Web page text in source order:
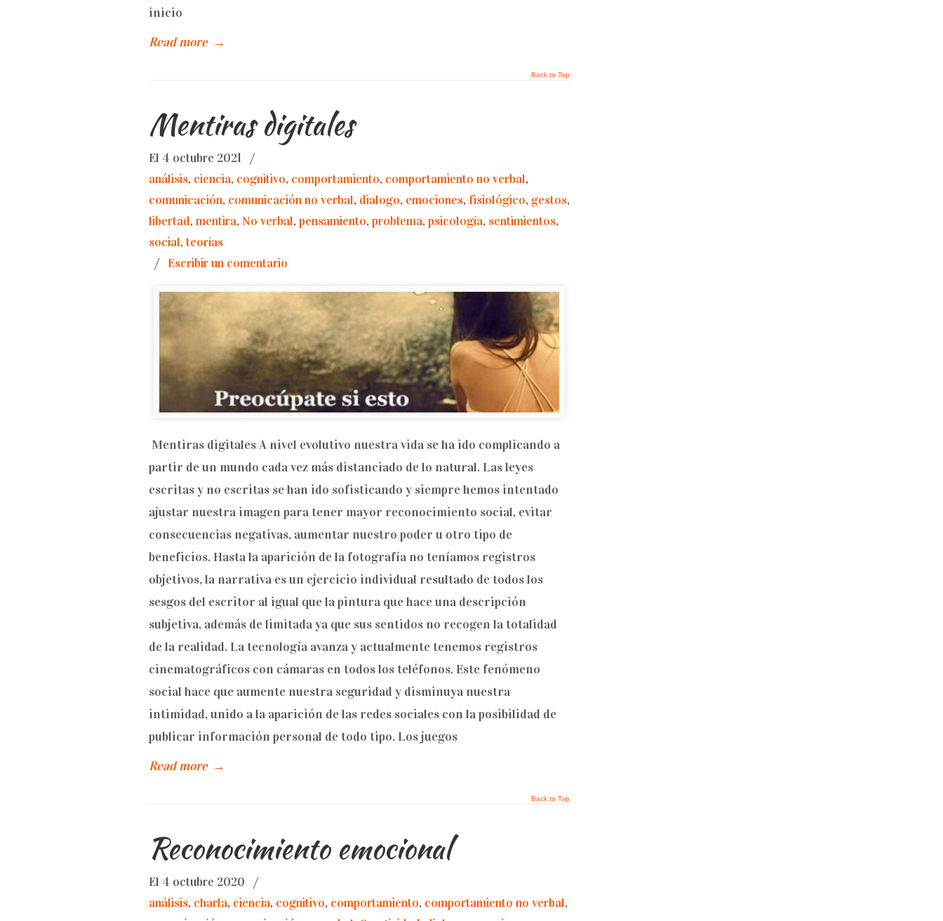
inicio
Read more →
Back to Top
Mentiras digitales
El 4 octubre 2021
/
análisis, ciencia, cognitivo, comportamiento, comportamiento no verbal,
comunicación, comunicación no verbal, dialogo, emociones, fisiológico, gestos,
libertad, mentira, No verbal, pensamiento, problema, psicología, sentimientos,
social,teorías
/ Escribir un comentario
Mentiras digitales A nivel evolutivo nuestra vida se ha ido complicando a
partir de un mundo cada vez más distanciado de lo natural. Las leyes
escritas y no escritas se han ido sofisticando y siempre hemos intentado
ajustar nuestra imagen para tener mayor reconocimiento social, evitar
consecuencias negativas, aumentar nuestro poder u otro tipo de
beneficios. Hasta la aparición de la fotografía no teníamos registros
objetivos, la narrativa es un ejercicio individual resultado de todos los
sesgos del escritor al igual que la pintura que hace una descripción
subjetiva, además de limitada ya que sus sentidos no recogen la totalidad
de la realidad. La tecnología avanza y actualmente tenemos registros
cinematográficos con cámaras en todos los teléfonos. Este fenómeno
social hace que aumente nuestra seguridad y disminuya nuestra
intimidad, unido a la aparición de las redes sociales con la posibilidad de
publicar información personal de todo tipo. Los juegos
Read more →
Back to Top
Reconocimiento emocional
El 4 octubre 2020
/
análisis, charla, ciencia, cognitivo, comportamiento, comportamiento no verbal,